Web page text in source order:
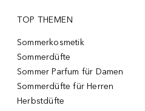
TOP THEMEN
Sommerkosmetik
Sommerdüfte
Sommer Parfum für Damen
Sommerdüfte für Herren
Herbstdüfte